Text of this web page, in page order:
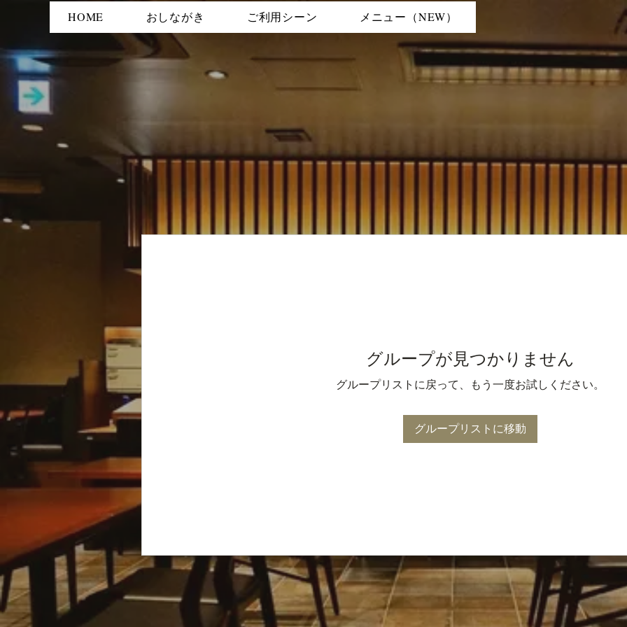
HOME おしながき ご利用シーン メニュー（NEW）
グループが見つかりません
グループリストに戻って、もう一度お試しください。
グループリストに移動